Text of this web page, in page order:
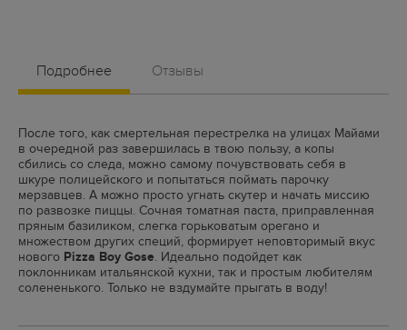
Подробнее Отзывы
После того, как смертельная перестрелка на улицах Майами
в очередной раз завершилась в твою пользу, а копы
сбились со следа, можно самому почувствовать себя в
шкуре полицейского и попытаться поймать парочку
мерзавцев. А можно просто угнать скутер и начать миссию
по развозке пиццы. Сочная томатная паста, приправленная
пряным базиликом, слегка горьковатым орегано и
множеством других специй, формирует неповторимый вкус
нового Pizza Boy Gose. Идеально подойдет как
поклонникам итальянской кухни, так и простым любителям
солененького. Только не вздумайте прыгать в воду!